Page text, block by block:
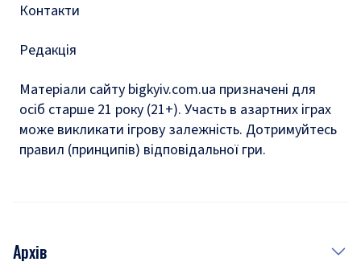
Контакти
Редакція
Матеріали сайту bigkyiv.com.ua призначені для
осіб старше 21 року (21+). Участь в азартних іграх
може викликати ігрову залежність. Дотримуйтесь
правил (принципів) відповідальної гри.
Архів